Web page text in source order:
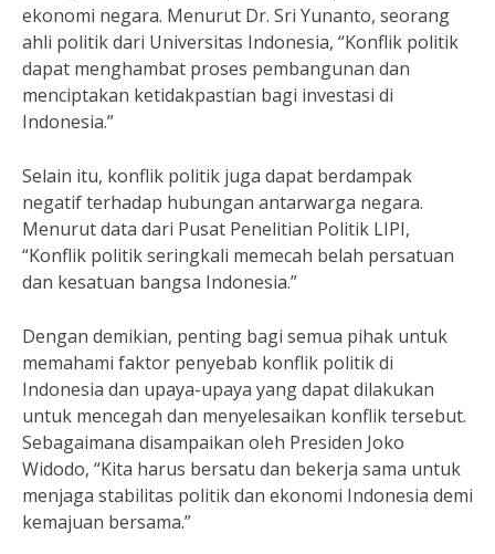
ekonomi negara. Menurut Dr. Sri Yunanto, seorang
ahli politik dari Universitas Indonesia, “Konflik politik
dapat menghambat proses pembangunan dan
menciptakan ketidakpastian bagi investasi di
Indonesia.”
Selain itu, konflik politik juga dapat berdampak
negatif terhadap hubungan antarwarga negara.
Menurut data dari Pusat Penelitian Politik LIPI,
“Konflik politik seringkali memecah belah persatuan
dan kesatuan bangsa Indonesia.”
Dengan demikian, penting bagi semua pihak untuk
memahami faktor penyebab konflik politik di
Indonesia dan upaya-upaya yang dapat dilakukan
untuk mencegah dan menyelesaikan konflik tersebut.
Sebagaimana disampaikan oleh Presiden Joko
Widodo, “Kita harus bersatu dan bekerja sama untuk
menjaga stabilitas politik dan ekonomi Indonesia demi
kemajuan bersama.”